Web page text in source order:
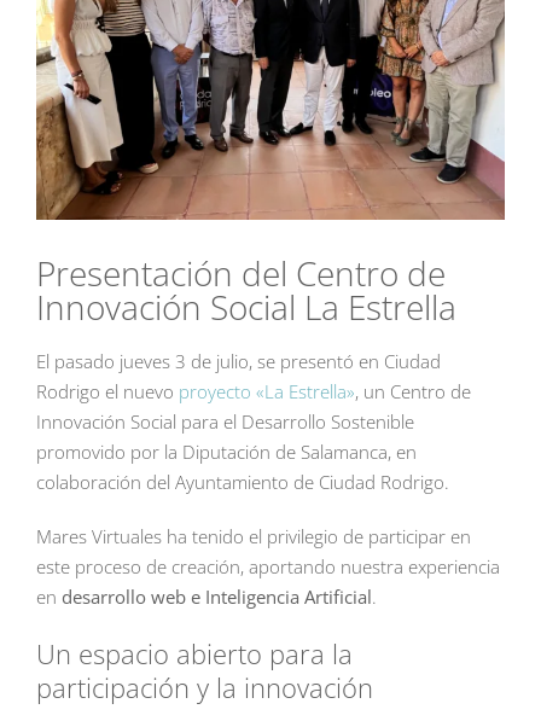
Presentación del Centro de
Innovación Social La Estrella
El pasado jueves 3 de julio, se presentó en Ciudad
Rodrigo el nuevo proyecto «La Estrella», un Centro de
Innovación Social para el Desarrollo Sostenible
promovido por la Diputación de Salamanca, en
colaboración del Ayuntamiento de Ciudad Rodrigo.
Mares Virtuales ha tenido el privilegio de participar en
este proceso de creación, aportando nuestra experiencia
en desarrollo web e Inteligencia Artificial.
Un espacio abierto para la
participación y la innovación